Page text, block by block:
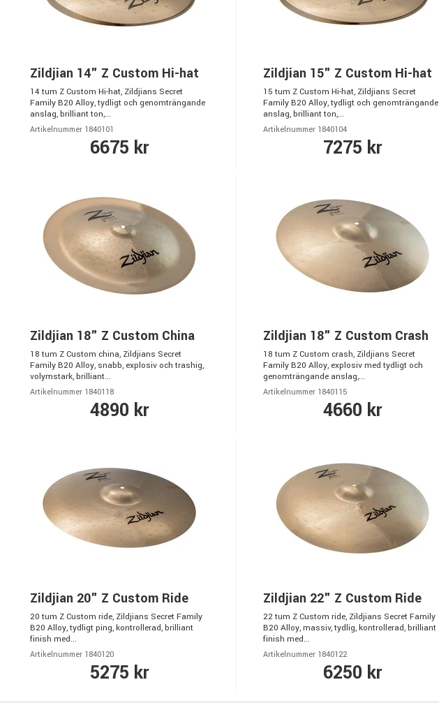
Zildjian 14" Z Custom Hi-hat
14 tum Z Custom Hi-hat, Zildjians Secret
Family B20 Alloy, tydligt och genomträngande
anslag, brilliant ton,...
Artikelnummer 1840101
6675 kr
Zildjian 15" Z Custom Hi-hat
15 tum Z Custom Hi-hat, Zildjians Secret
Family B20 Alloy, tydligt och genomträngande
anslag, brilliant ton,...
Artikelnummer 1840104
7275 kr
Zildjian 18" Z Custom China
18 tum Z Custom china, Zildjians Secret
Family B20 Alloy, snabb, explosiv och trashig,
volymstark, brilliant...
Artikelnummer 1840118
4890 kr
Zildjian 18" Z Custom Crash
18 tum Z Custom crash, Zildjians Secret
Family B20 Alloy, explosiv med tydligt och
genomträngande anslag,...
Artikelnummer 1840115
4660 kr
Zildjian 20" Z Custom Ride
20 tum Z Custom ride, Zildjians Secret Family
B20 Alloy, tydligt ping, kontrollerad, brilliant
finish med...
Artikelnummer 1840120
5275 kr
Zildjian 22" Z Custom Ride
22 tum Z Custom ride, Zildjians Secret Family
B20 Alloy, massiv, tydlig, kontrollerad, brilliant
finish med...
Artikelnummer 1840122
6250 kr